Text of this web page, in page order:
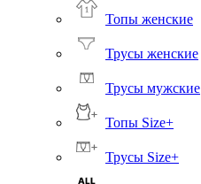
Топы женские
Трусы женские
Трусы мужские
Топы Size+
Трусы Size+